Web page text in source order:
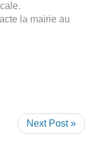
la mairie au
Next Post »